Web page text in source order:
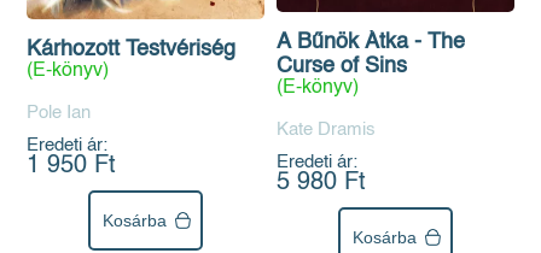
Kárhozott Testvériség
(E-könyv)
Pole Ian
Eredeti ár:
1 950 Ft
Kosárba
A Bűnök Átka - The
Curse of Sins
(E-könyv)
Kate Dramis
Eredeti ár:
5 980 Ft
Kosárba